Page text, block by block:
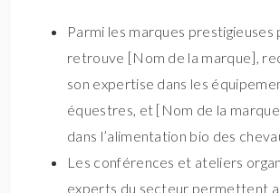
Parmi les marques prestigieuses
retrouve [Nom de la marque],
son expertise dans les
équestres, et [Nom de la
dans l’alimentation bio des
Les conférences et ateliers
experts du secteur permettent